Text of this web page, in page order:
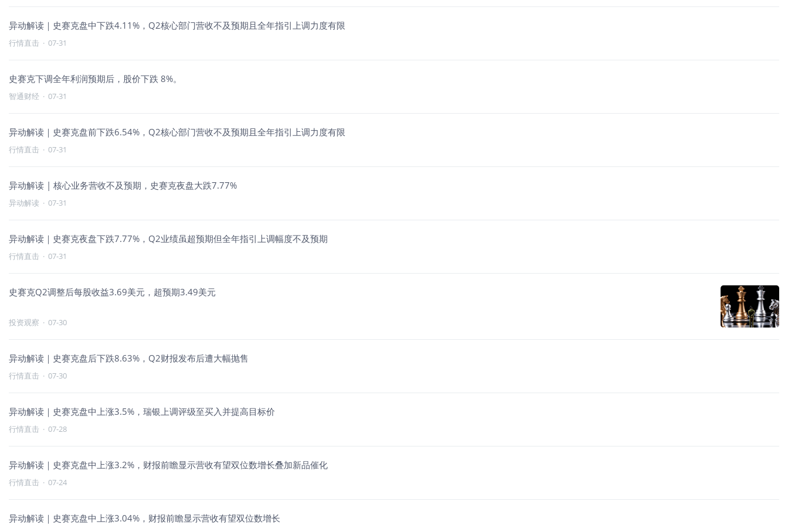
异动解读｜史赛克盘中下跌4.11%，Q2核心部门营收不及预期且全年指引上调力度有限
行情直击 · 07-31
史赛克下调全年利润预期后，股价下跌 8%。
智通财经 · 07-31
异动解读｜史赛克盘前下跌6.54%，Q2核心部门营收不及预期且全年指引上调力度有限
行情直击 · 07-31
异动解读 | 核心业务营收不及预期，史赛克夜盘大跌7.77%
异动解读 · 07-31
异动解读｜史赛克夜盘下跌7.77%，Q2业绩虽超预期但全年指引上调幅度不及预期
行情直击 · 07-31
史赛克Q2调整后每股收益3.69美元，超预期3.49美元
投资观察 · 07-30
异动解读｜史赛克盘后下跌8.63%，Q2财报发布后遭大幅抛售
行情直击 · 07-30
异动解读｜史赛克盘中上涨3.5%，瑞银上调评级至买入并提高目标价
行情直击 · 07-28
异动解读｜史赛克盘中上涨3.2%，财报前瞻显示营收有望双位数增长叠加新品催化
行情直击 · 07-24
异动解读｜史赛克盘中上涨3.04%，财报前瞻显示营收有望双位数增长